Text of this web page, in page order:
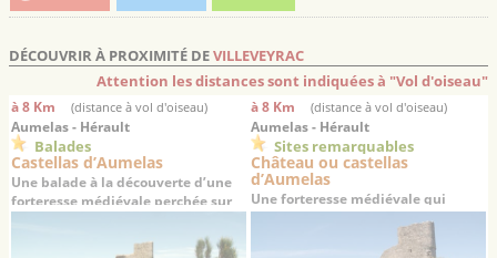
DÉCOUVRIR À PROXIMITÉ DEVILLEVEYRAC
Attention les distances sont indiquées à "Vol d'oiseau"
à 8 Km (distance à vol d'oiseau)
Aumelas - Hérault
Balades
Castellas d’Aumelas
Une balade à la découverte d’une
forteresse médiévale perchée sur
à 8 Km (distance à vol d'oiseau)
Aumelas - Hérault
Sites remarquables
Château ou castellas
d’Aumelas
Une forteresse médiévale qui
veille depuis 1000 ans sur la plaine
du haut de son éperon rocheux